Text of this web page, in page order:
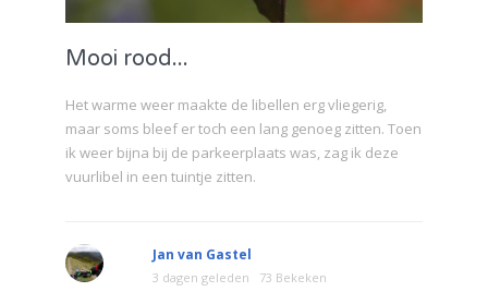
Mooi rood...
Het warme weer maakte de libellen erg vliegerig,
maar soms bleef er toch een lang genoeg zitten. Toen
ik weer bijna bij de parkeerplaats was, zag ik deze
vuurlibel in een tuintje zitten.
Jan van Gastel
3 dagen geleden 73 Bekeken